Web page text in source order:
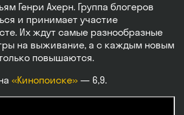
Генри Ахерн. Группа блогеров
и принимает участие
Их ждут самые разнообразные
на выживание, а с каждым новым
повышаются.
«Кинопоиске» — 6,9.